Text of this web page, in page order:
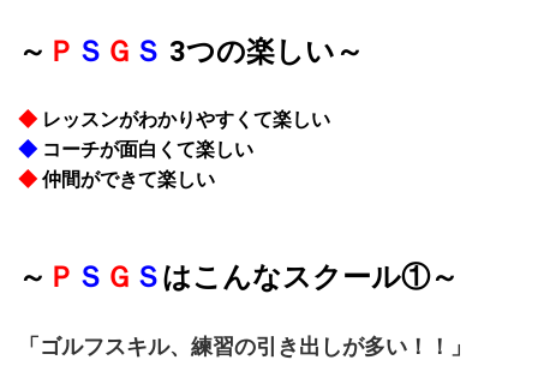
～ Ｐ Ｓ Ｇ Ｓ 3つの楽しい～
◆ レッスンがわかりやすくて楽しい
◆ コーチが面白くて楽しい
◆ 仲間ができて楽しい
～ Ｐ Ｓ Ｇ Ｓはこんなスクール①～
「ゴルフスキル、練習の引き出しが多い！！」